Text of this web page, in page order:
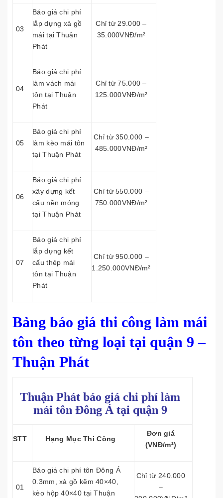
03
Báo giá chi phí
lắp dựng xà gồ
mái tại Thuận
Phát
Chỉ từ 29.000 –
35.000VNĐ/m²
04
Báo giá chi phí
làm vách mái
tôn tại Thuận
Phát
Chỉ từ 75.000 –
125.000VNĐ/m²
05
Báo giá chi phí
làm kèo mái tôn
tại Thuận Phát
Chỉ từ 350.000 –
485.000VNĐ/m²
06
Báo giá chi phí
xây dựng kết
cấu nền móng
tại Thuận Phát
Chỉ từ 550.000 –
750.000VNĐ/m²
07
Báo giá chi phí
lắp dựng kết
cấu thép mái
tôn tại Thuận
Phát
Chỉ từ 950.000 –
1.250.000VNĐ/m²
Bảng báo giá thi công làm mái
tôn theo từng loại tại quận 9 –
Thuận Phát
Thuận Phát báo giá chi phí làm
mái tôn Đông Á tại quận 9
STT Hạng Mục Thi Công
Đơn giá
(VNĐ/m²)
01
Báo giá chi phí tôn Đông Á
0.3mm, xà gồ kẽm 40×40,
kèo hộp 40×40 tại Thuận
Chỉ từ 240.000
–